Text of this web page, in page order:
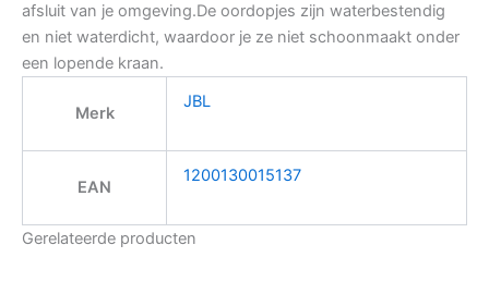
afsluit van je omgeving.De oordopjes zijn waterbestendig
en niet waterdicht, waardoor je ze niet schoonmaakt onder
een lopende kraan.
Merk
JBL
EAN
1200130015137
Gerelateerde producten